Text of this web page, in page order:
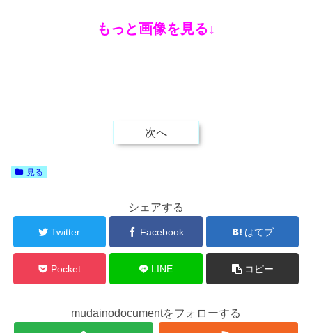
もっと画像を見る↓
次へ
見る
シェアする
Twitter Facebook はてブ
Pocket LINE コピー
mudainodocumentをフォローする